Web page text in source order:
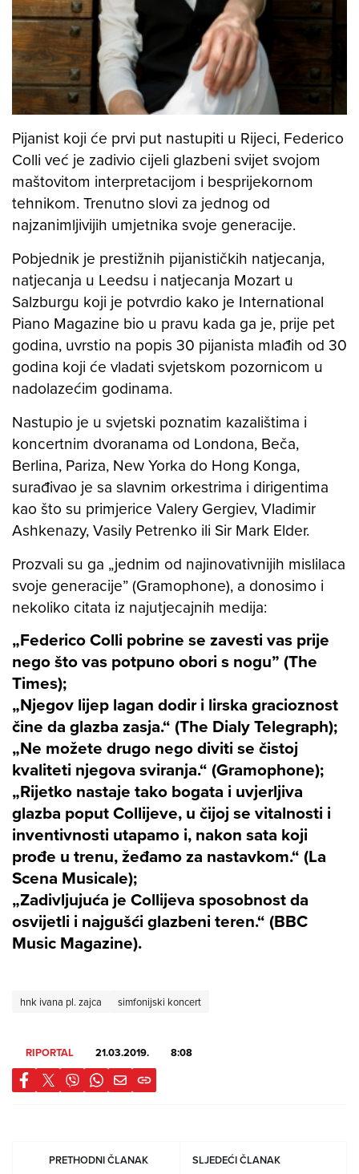
Pijanist koji će prvi put nastupiti u Rijeci, Federico
Colli već je zadivio cijeli glazbeni svijet svojom
maštovitom interpretacijom i besprijekornom
tehnikom. Trenutno slovi za jednog od
najzanimljivijih umjetnika svoje generacije.
Pobjednik je prestižnih pijanističkih natjecanja,
natjecanja u Leedsu i natjecanja Mozart u
Salzburgu koji je potvrdio kako je International
Piano Magazine bio u pravu kada ga je, prije pet
godina, uvrstio na popis 30 pijanista mlađih od 30
godina koji će vladati svjetskom pozornicom u
nadolazećim godinama.
Nastupio je u svjetski poznatim kazalištima i
koncertnim dvoranama od Londona, Beča,
Berlina, Pariza, New Yorka do Hong Konga,
surađivao je sa slavnim orkestrima i dirigentima
kao što su primjerice Valery Gergiev, Vladimir
Ashkenazy, Vasily Petrenko ili Sir Mark Elder.
Prozvali su ga „jednim od najinovativnijih mislilaca
svoje generacije” (Gramophone), a donosimo i
nekoliko citata iz najutjecajnih medija:
„Federico Colli pobrine se zavesti vas prije
nego što vas potpuno obori s nogu” (The
Times);
„Njegov lijep lagan dodir i lirska gracioznost
čine da glazba zasja.“ (The Dialy Telegraph);
„Ne možete drugo nego diviti se čistoj
kvaliteti njegova sviranja.“ (Gramophone);
„Rijetko nastaje tako bogata i uvjerljiva
glazba poput Collijeve, u čijoj se vitalnosti i
inventivnosti utapamo i, nakon sata koji
prođe u trenu, žeđamo za nastavkom.“ (La
Scena Musicale);
„Zadivljujuća je Collijeva sposobnost da
osvijetli i najgušći glazbeni teren.“ (BBC
Music Magazine).
hnk ivana pl. zajca simfonijski koncert
RIPORTAL 21.03.2019. 8:08
PRETHODNI ČLANAK
SLJEDEĆI ČLANAK